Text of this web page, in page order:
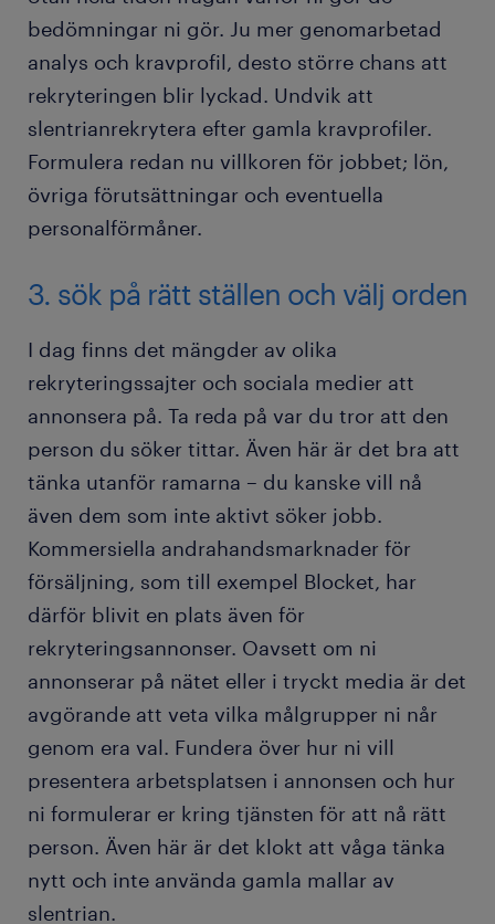
bedömningar ni gör. Ju mer genomarbetad
analys och kravprofil, desto större chans att
rekryteringen blir lyckad. Undvik att
slentrianrekrytera efter gamla kravprofiler.
Formulera redan nu villkoren för jobbet; lön,
övriga förutsättningar och eventuella
personalförmåner.
3. sök på rätt ställen och välj orden
I dag finns det mängder av olika
rekryteringssajter och sociala medier att
annonsera på. Ta reda på var du tror att den
person du söker tittar. Även här är det bra att
tänka utanför ramarna – du kanske vill nå
även dem som inte aktivt söker jobb.
Kommersiella andrahandsmarknader för
försäljning, som till exempel Blocket, har
därför blivit en plats även för
rekryteringsannonser. Oavsett om ni
annonserar på nätet eller i tryckt media är det
avgörande att veta vilka målgrupper ni når
genom era val. Fundera över hur ni vill
presentera arbetsplatsen i annonsen och hur
ni formulerar er kring tjänsten för att nå rätt
person. Även här är det klokt att våga tänka
nytt och inte använda gamla mallar av
slentrian.